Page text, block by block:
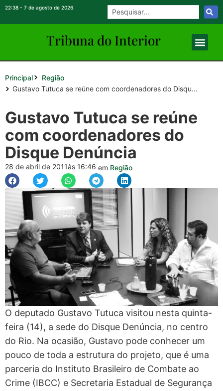
22:38 - 7 de agosto de 2026.
Tribuna do Interior
Principal
Região
Gustavo Tutuca se reúne com coordenadores do Disqu...
Gustavo Tutuca se reúne
com coordenadores do
Disque Denúncia
28 de abril de 2011às 16:46 em Região
O deputado Gustavo Tutuca visitou nesta quinta-
feira (14), a sede do Disque Denúncia, no centro
do Rio. Na ocasião, Gustavo pode conhecer um
pouco de toda a estrutura do projeto, que é uma
parceria do Instituto Brasileiro de Combate ao
Crime (IBCC) e Secretaria Estadual de Segurança